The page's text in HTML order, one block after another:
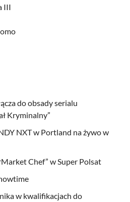
III
do obsady serialu
Kryminalny”
NXT w Portland na żywo w
Chef” w Super Polsat
w kwalifikacjach do